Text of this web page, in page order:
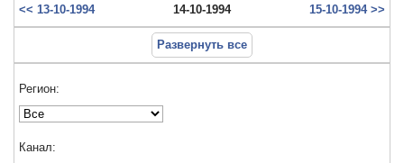
<< 13-10-1994 14-10-1994 15-10-1994 >>
Развернуть все
Регион:
Канал: